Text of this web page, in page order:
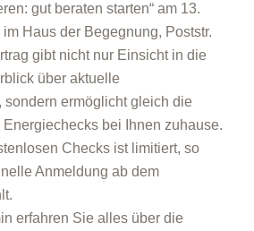
gut beraten starten“ am 13.
Haus der Begegnung, Poststr.
gibt nicht nur Einsicht in die
über aktuelle
sondern ermöglicht gleich die
bei Ihnen zuhause.
Checks ist limitiert, so
Anmeldung ab dem
erfahren Sie alles über die